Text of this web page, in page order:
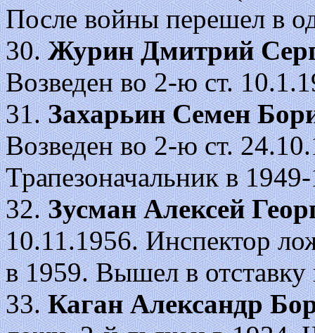
После войны перешел в
30.Журин Дмитрий
Возведен во 2-ю ст.
31.Захарьин Семен
Возведен во 2-ю ст.
Трапезоначальник в
32.Зусман Алексей
10.11.1956. Инспектор
в 1959. Вышел в
33.Каган Александр